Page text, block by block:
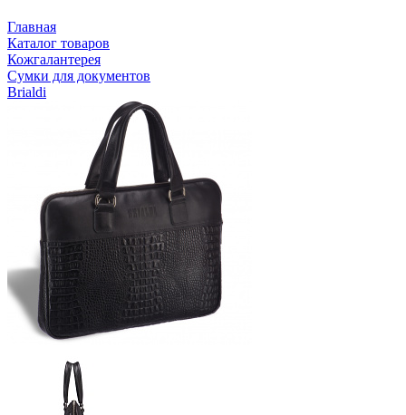
Главная
Каталог товаров
Кожгалантерея
Сумки для документов
Brialdi